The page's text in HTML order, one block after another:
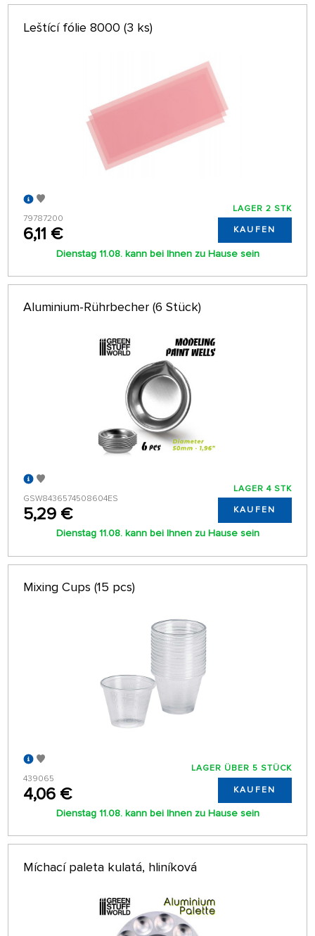
Leštící fólie 8000 (3 ks)
79787200
6,11 €
LAGER 2 STK
KAUFEN
Dienstag 11.08. kann bei Ihnen zu Hause sein
Aluminium-Rührbecher (6 Stück)
GSW8436574508604ES
5,29 €
LAGER 4 STK
KAUFEN
Dienstag 11.08. kann bei Ihnen zu Hause sein
Mixing Cups (15 pcs)
439065
4,06 €
LAGER ÜBER 5 STÜCK
KAUFEN
Dienstag 11.08. kann bei Ihnen zu Hause sein
Míchací paleta kulatá, hliníková